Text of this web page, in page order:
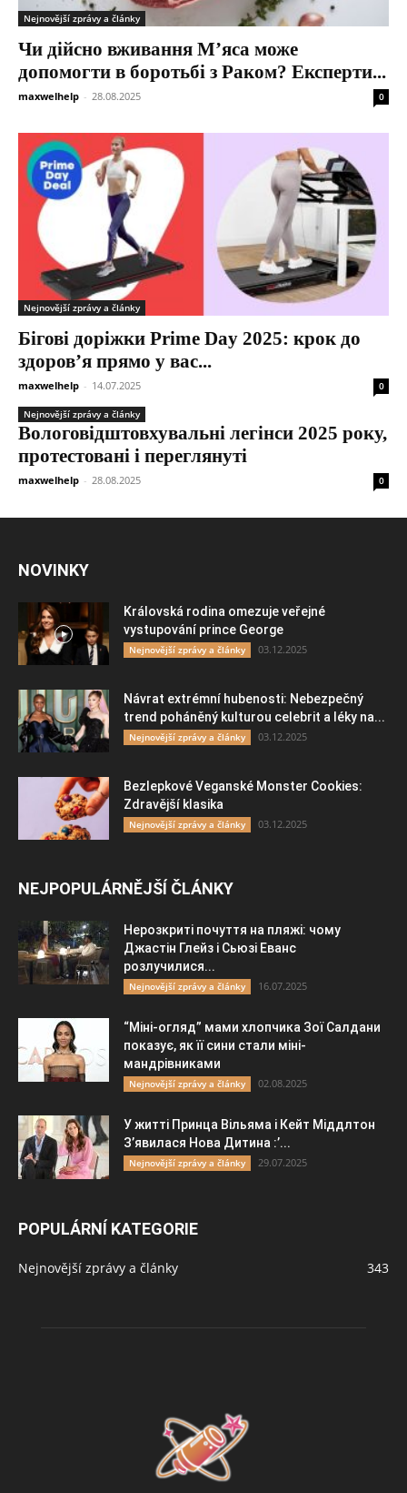
Nejnovější zprávy a články
Чи дійсно вживання М’яса може
допомогти в боротьбі з Раком? Експерти...
maxwelhelp - 28.08.2025 0
Nejnovější zprávy a články
Бігові доріжки Prime Day 2025: крок до
здоров’я прямо у вас...
maxwelhelp - 14.07.2025 0
Nejnovější zprávy a články
Вологовідштовхувальні легінси 2025 року,
протестовані і переглянуті
maxwelhelp - 28.08.2025 0
NOVINKY
Královská rodina omezuje veřejné
vystupování prince George
Nejnovější zprávy a články 03.12.2025
Návrat extrémní hubenosti: Nebezpečný
trend poháněný kulturou celebrit a léky na...
Nejnovější zprávy a články 03.12.2025
Bezlepkové Veganské Monster Cookies:
Zdravější klasika
Nejnovější zprávy a články 03.12.2025
NEJPOPULÁRNĚJŠÍ ČLÁNKY
Нерозкриті почуття на пляжі: чому
Джастін Глейз і Сьюзі Еванс
розлучилися...
Nejnovější zprávy a články 16.07.2025
“Міні-огляд” мами хлопчика Зої Салдани
показує, як її сини стали міні-
мандрівниками
Nejnovější zprávy a články 02.08.2025
У житті Принца Вільяма і Кейт Міддлтон
З’явилася Нова Дитина :’...
Nejnovější zprávy a články 29.07.2025
POPULÁRNÍ KATEGORIE
Nejnovější zprávy a články 343